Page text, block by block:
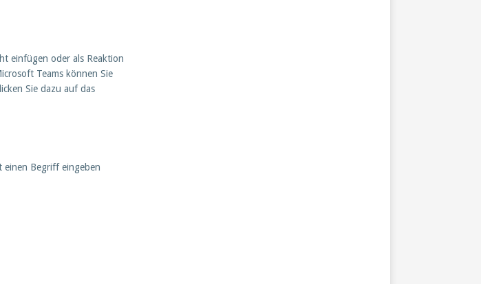
einfügen oder als Reaktion
Teams können Sie
Sie dazu auf das
einen Begriff eingeben